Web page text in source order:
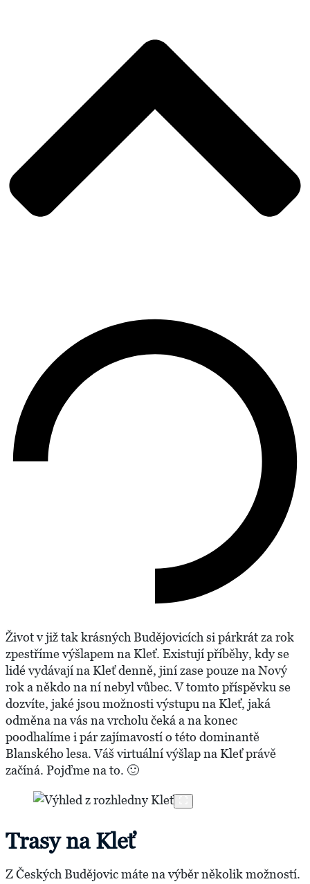
Život v již tak krásných Budějovicích si párkrát za rok
zpestříme výšlapem na Kleť. Existují příběhy, kdy se
lidé vydávají na Kleť denně, jiní zase pouze na Nový
rok a někdo na ní nebyl vůbec. V tomto příspěvku se
dozvíte, jaké jsou možnosti výstupu na Kleť, jaká
odměna na vás na vrcholu čeká a na konec
poodhalíme i pár zajímavostí o této dominantě
Blanského lesa. Váš virtuální výšlap na Kleť právě
začíná. Pojďme na to. 🙂
Trasy na Kleť
Z Českých Budějovic máte na výběr několik možností.